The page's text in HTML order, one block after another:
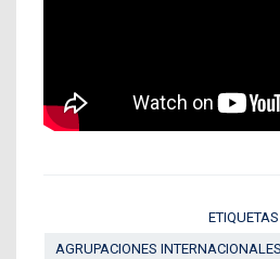
ETIQUETAS
AGRUPACIONES INTERNACIONALES